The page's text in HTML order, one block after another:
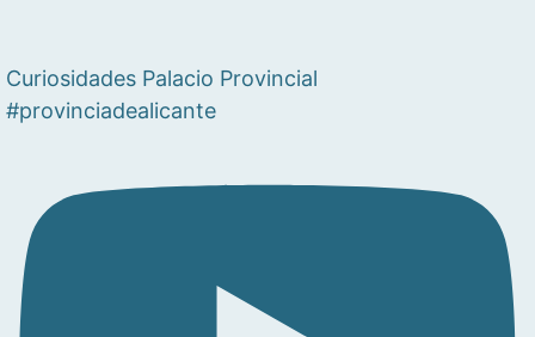
Curiosidades Palacio Provincial
#provinciadealicante